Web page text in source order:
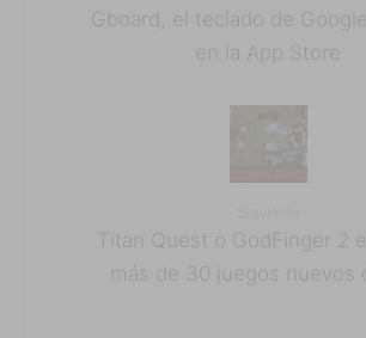
Gboard, el teclado de
en la App Store
Titan Quest o GodFinger 2
más de 30 juegos nuevos